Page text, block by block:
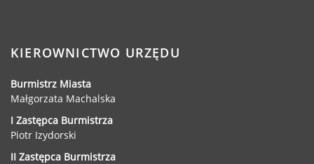
KIEROWNICTWO URZĘDU
Burmistrz Miasta
Małgorzata Machalska
I Zastępca Burmistrza
Piotr Izydorski
II Zastępca Burmistrza